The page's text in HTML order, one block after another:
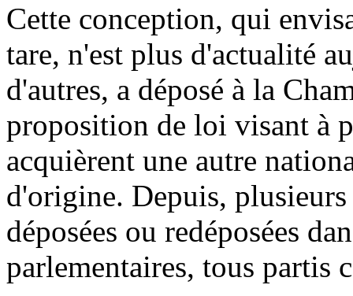
Cette conception, qui
tare, n'est plus d'actualité
d'autres, a déposé à la
proposition de loi visant à
acquièrent une autre
d'origine. Depuis,
déposées ou redéposées
parlementaires, tous partis